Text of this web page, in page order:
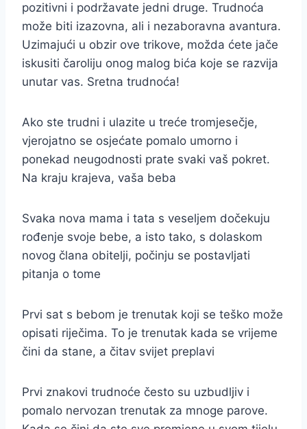
pozitivni i podržavate jedni druge. Trudnoća
može biti izazovna, ali i nezaboravna avantura.
Uzimajući u obzir ove trikove, možda ćete jače
iskusiti čaroliju onog malog bića koje se razvija
unutar vas. Sretna trudnoća!
Ako ste trudni i ulazite u treće tromjesečje,
vjerojatno se osjećate pomalo umorno i
ponekad neugodnosti prate svaki vaš pokret.
Na kraju krajeva, vaša beba
Svaka nova mama i tata s veseljem dočekuju
rođenje svoje bebe, a isto tako, s dolaskom
novog člana obitelji, počinju se postavljati
pitanja o tome
Prvi sat s bebom je trenutak koji se teško može
opisati riječima. To je trenutak kada se vrijeme
čini da stane, a čitav svijet preplavi
Prvi znakovi trudnoće često su uzbudljiv i
pomalo nervozan trenutak za mnoge parove.